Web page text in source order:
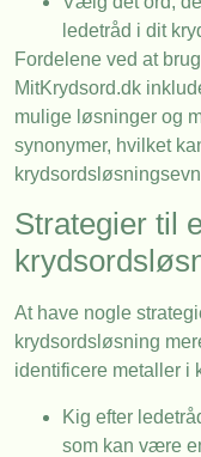
ledetråd i dit
Fordelene ved at
MitKrydsord.dk
mulige løsninger og
synonymer, hvilket
Strategier til
At have nogle
krydsordsløsning
identificere metaller i
Kig efter
som kan være